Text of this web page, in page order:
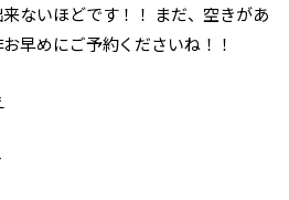
ないほどです！！ まだ、空きがあ
早めにご予約くださいね！！